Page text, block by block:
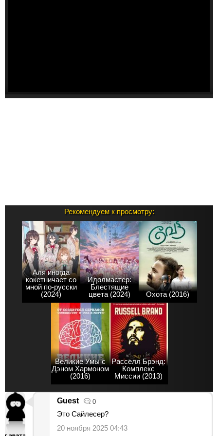
Рекомендуем к просмотру:
Аля иногда
кокетничает со
мной по-русски
(2024)
Идолмастер:
Блестящие
цвета (2024)
Охота (2016)
Великие Умы с
Дэном Хармоном
(2016)
Расселл Брэнд:
Комплекс
Миссии (2013)
Guest 0
Это Сайлесер?
20 ноября 2025 04:43